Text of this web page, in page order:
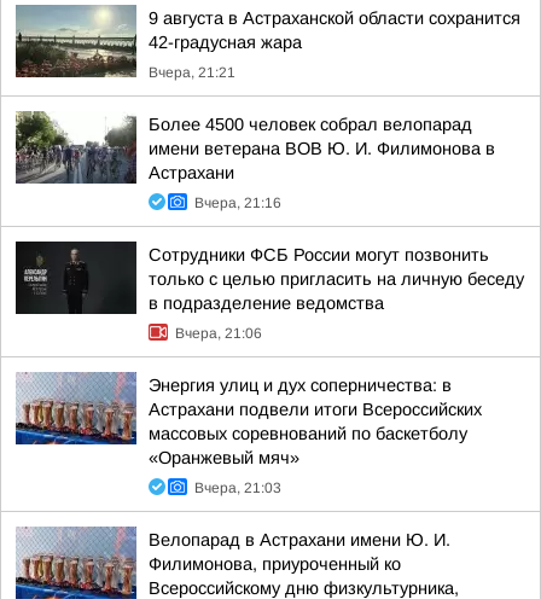
9 августа в Астраханской области сохранится
42-градусная жара
Вчера, 21:21
Более 4500 человек собрал велопарад
имени ветерана ВОВ Ю. И. Филимонова в
Астрахани
Вчера, 21:16
Сотрудники ФСБ России могут позвонить
только с целью пригласить на личную беседу
в подразделение ведомства
Вчера, 21:06
Энергия улиц и дух соперничества: в
Астрахани подвели итоги Всероссийских
массовых соревнований по баскетболу
«Оранжевый мяч»
Вчера, 21:03
Велопарад в Астрахани имени Ю. И.
Филимонова, приуроченный ко
Всероссийскому дню физкультурника,